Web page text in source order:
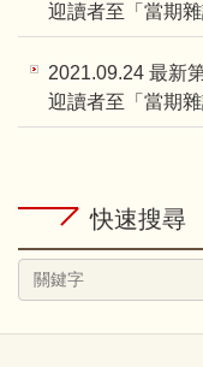
迎讀者至「當期雜
2021.09.24 最新
迎讀者至「當期雜
快速搜尋